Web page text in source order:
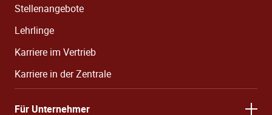
Stellenangebote
Lehrlinge
Karriere im Vertrieb
Karriere in der Zentrale
Für Unternehmer